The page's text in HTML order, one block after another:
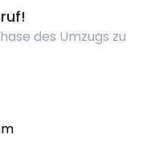
des Umzugs zu